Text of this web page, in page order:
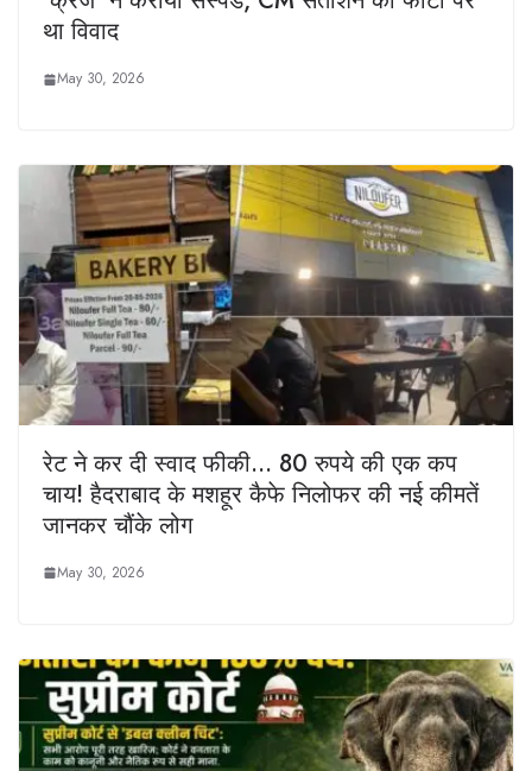
था विवाद
May 30, 2026
रेट ने कर दी स्वाद फीकी… 80 रुपये की एक कप
चाय! हैदराबाद के मशहूर कैफे निलोफर की नई कीमतें
जानकर चौंके लोग
May 30, 2026